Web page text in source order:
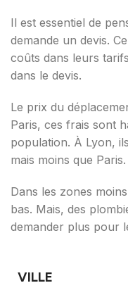
Il est essentiel de
demande un devis.
coûts dans leurs
dans le devis.
Le prix du
Paris, ces frais sont
population. À Lyon,
mais moins que Paris.
Dans les zones
bas. Mais, des
demander plus pour
VILLE